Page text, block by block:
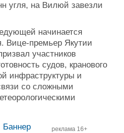
угля, на Вилюй завезли
начинается
Вице-премьер Якутии
участников
судов, кранового
инфраструктуры и
со сложными
реклама 16+